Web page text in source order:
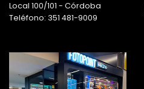
Local 100/101 - Córdoba
Teléfono: 351 481-9009